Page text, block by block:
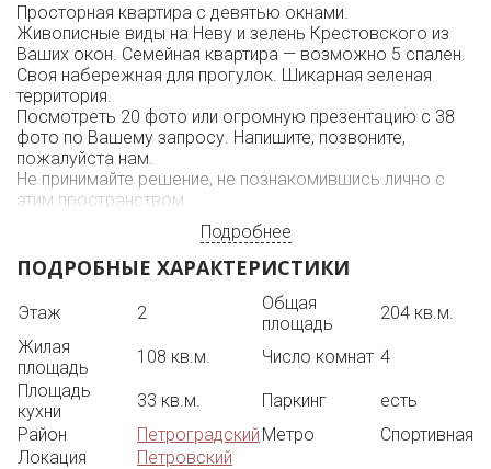
Просторная квартира с девятью окнами.
Живописные виды на Неву и зелень Крестовского из
Ваших окон. Семейная квартира — возможно 5 спален.
Своя набережная для прогулок. Шикарная зеленая
территория.
Посмотреть 20 фото или огромную презентацию с 38
фото по Вашему запросу. Напишите, позвоните,
пожалуйста нам.
Не принимайте решение, не познакомившись лично с
этим пространством.
Подробнее
ПОДРОБНЫЕ ХАРАКТЕРИСТИКИ
Этаж 2
Общая
площадь
204 кв.м.
Жилая
площадь
108 кв.м. Число комнат 4
Площадь
кухни
33 кв.м. Паркинг
есть
Район
Петроградский Метро
Спортивная
Локация
Петровский